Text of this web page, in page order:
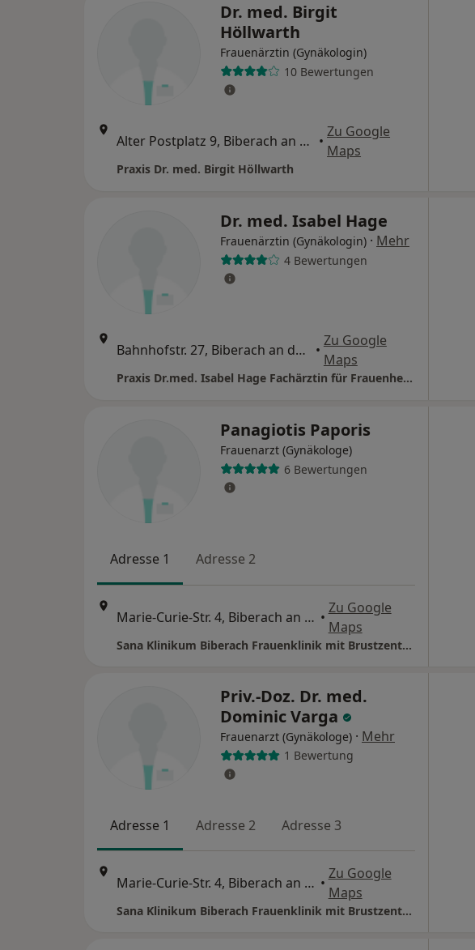
Dr. med. Birgit
Höllwarth
Frauenärztin (Gynäkologin)
10 Bewertungen
Alter Postplatz 9, Biberach an der Riß •
Zu Google
Maps
Praxis Dr. med. Birgit Höllwarth
Dr. med. Isabel Hage
Frauenärztin (Gynäkologin) · Mehr
4 Bewertungen
Bahnhofstr. 27, Biberach an der Riß •
Zu Google
Maps
Praxis Dr.med. Isabel Hage Fachärztin für Frauenheilkunde und Geburtshilfe
Panagiotis Paporis
Frauenarzt (Gynäkologe)
6 Bewertungen
Adresse 1 Adresse 2
Marie-Curie-Str. 4, Biberach an der Riß •
Zu Google
Maps
Sana Klinikum Biberach Frauenklinik mit Brustzentrum
Priv.-Doz. Dr. med.
Dominic Varga
Frauenarzt (Gynäkologe) · Mehr
1 Bewertung
Adresse 1 Adresse 2 Adresse 3
Marie-Curie-Str. 4, Biberach an der Riß •
Zu Google
Maps
Sana Klinikum Biberach Frauenklinik mit Brustzentrum